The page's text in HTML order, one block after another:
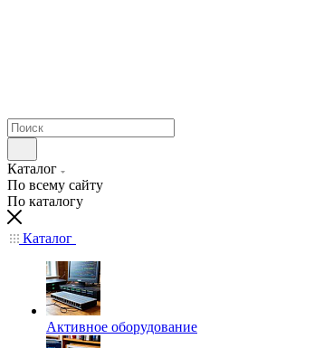
Каталог
По всему сайту
По каталогу
Каталог
Активное оборудование